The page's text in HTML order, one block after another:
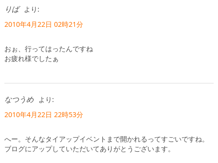
りば より:
2010年4月22日 02時21分
おぉ、行ってはったんですね
お疲れ様でしたぁ
なつうめ より:
2010年4月22日 22時53分
へー。そんなタイアップイベントまで開かれるってすごいですね。
ブログにアップしていただいてありがとうございます。